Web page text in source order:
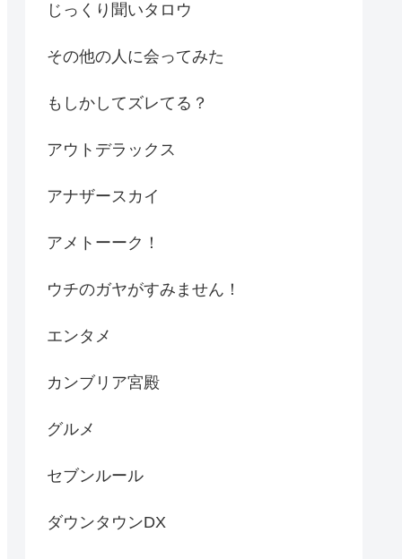
じっくり聞いタロウ
その他の人に会ってみた
もしかしてズレてる？
アウトデラックス
アナザースカイ
アメトーーク！
ウチのガヤがすみません！
エンタメ
カンブリア宮殿
グルメ
セブンルール
ダウンタウンDX